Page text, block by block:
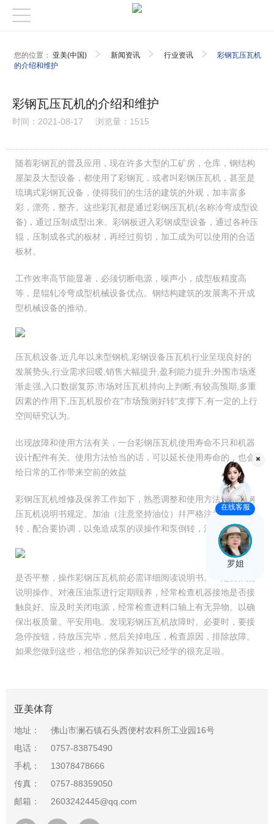
您的位置： 亚美(中国) 新闻资讯 行业资讯
彩钢瓦压瓦机
的介绍和维护
彩钢瓦压瓦机的介绍和维护
时间：2021-08-17 浏览量：1515
随着彩钢瓦的普及应用，现在许多大型的工矿房，仓库，钢结构
屋架及大型设备，都使用了彩钢瓦，或者叫彩钢压瓦机，甚至是
琉璃式彩钢瓦设备，使得我们的生活的建筑的外观，加丰富多
彩，漂亮，整齐。这些彩瓦都是通过彩钢压瓦机(名称冷弯成型设
备)，通过压制成型出来。彩钢板进入彩钢成型设备，通过各种压
辊，压制成各式的板材，再经过剪切，加工成为可以使用的合适
板材。
工作效率高节能显著，必须切断电源，噪声小，成型板精度高
等，是辊轧冷弯成型机械设备优点。钢结构建筑的发展离不开成
型机械设备的推动。
压瓦机设备,近几年以来型钢机,彩钢设备压瓦机行业呈现良好的
发展势头,行业需求回暖,销售大幅提升,盈利能力提升;外围市场逐
渐走强,入口数据复苏;市场对压瓦机持向上判断,有较高预期,多重
因素的作用下,压瓦机股价在"市场预测好转"支撑下,有一定的上行
空间研究认为。
出现故障和使用方法有关，一台彩钢压瓦机使用寿命不只和机器
设计配件有关。使用方法恰当的话，可以延长使用寿命的，也会
给日常的工作带来空前的效益
彩钢压瓦机维修及保养工作如下，熟悉调整和使用方法，按彩钢
压瓦机说明书规定。加油（注意坚持油位）幷严格注意不允许倒
转，配合要协调，以免造成泵的误操作和泵倒转，油倒喷。
是否平整，操作彩钢压瓦机前必需详细阅读说明书。一定要依照
说明操作。对液压油泵进行定期颐养，经常检查机器接地是否接
触良好。应及时关闭电源，经常检查进料口轴上有无异物。以确
保出板质量。平安用电。发现彩钢压瓦机故障时。必要时，要接
急停按钮，待放压完毕，然后关掉电压，检查原因，排除故障。
如果您做到这些，相信您的保养知识已经学的很充足啦。
亚美体育
地址：
佛山市澜石镇石头西便村农科所工业园16号
电话：
0757-83875490
手机：
13078478666
传真：
0757-88359050
邮箱：
2603242445@qq.com
在线客服
罗姐